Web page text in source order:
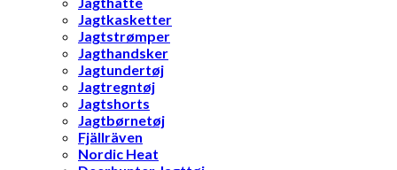
Jagtkasketter
Jagtstrømper
Jagthandsker
Jagtundertøj
Jagtregntøj
Jagtshorts
Jagtbørnetøj
Fjällräven
Nordic Heat